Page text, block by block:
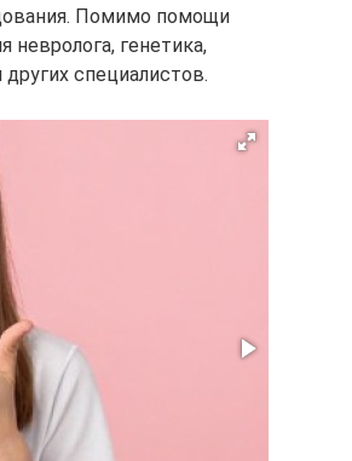
Помимо помощи
невролога, генетика,
других специалистов.